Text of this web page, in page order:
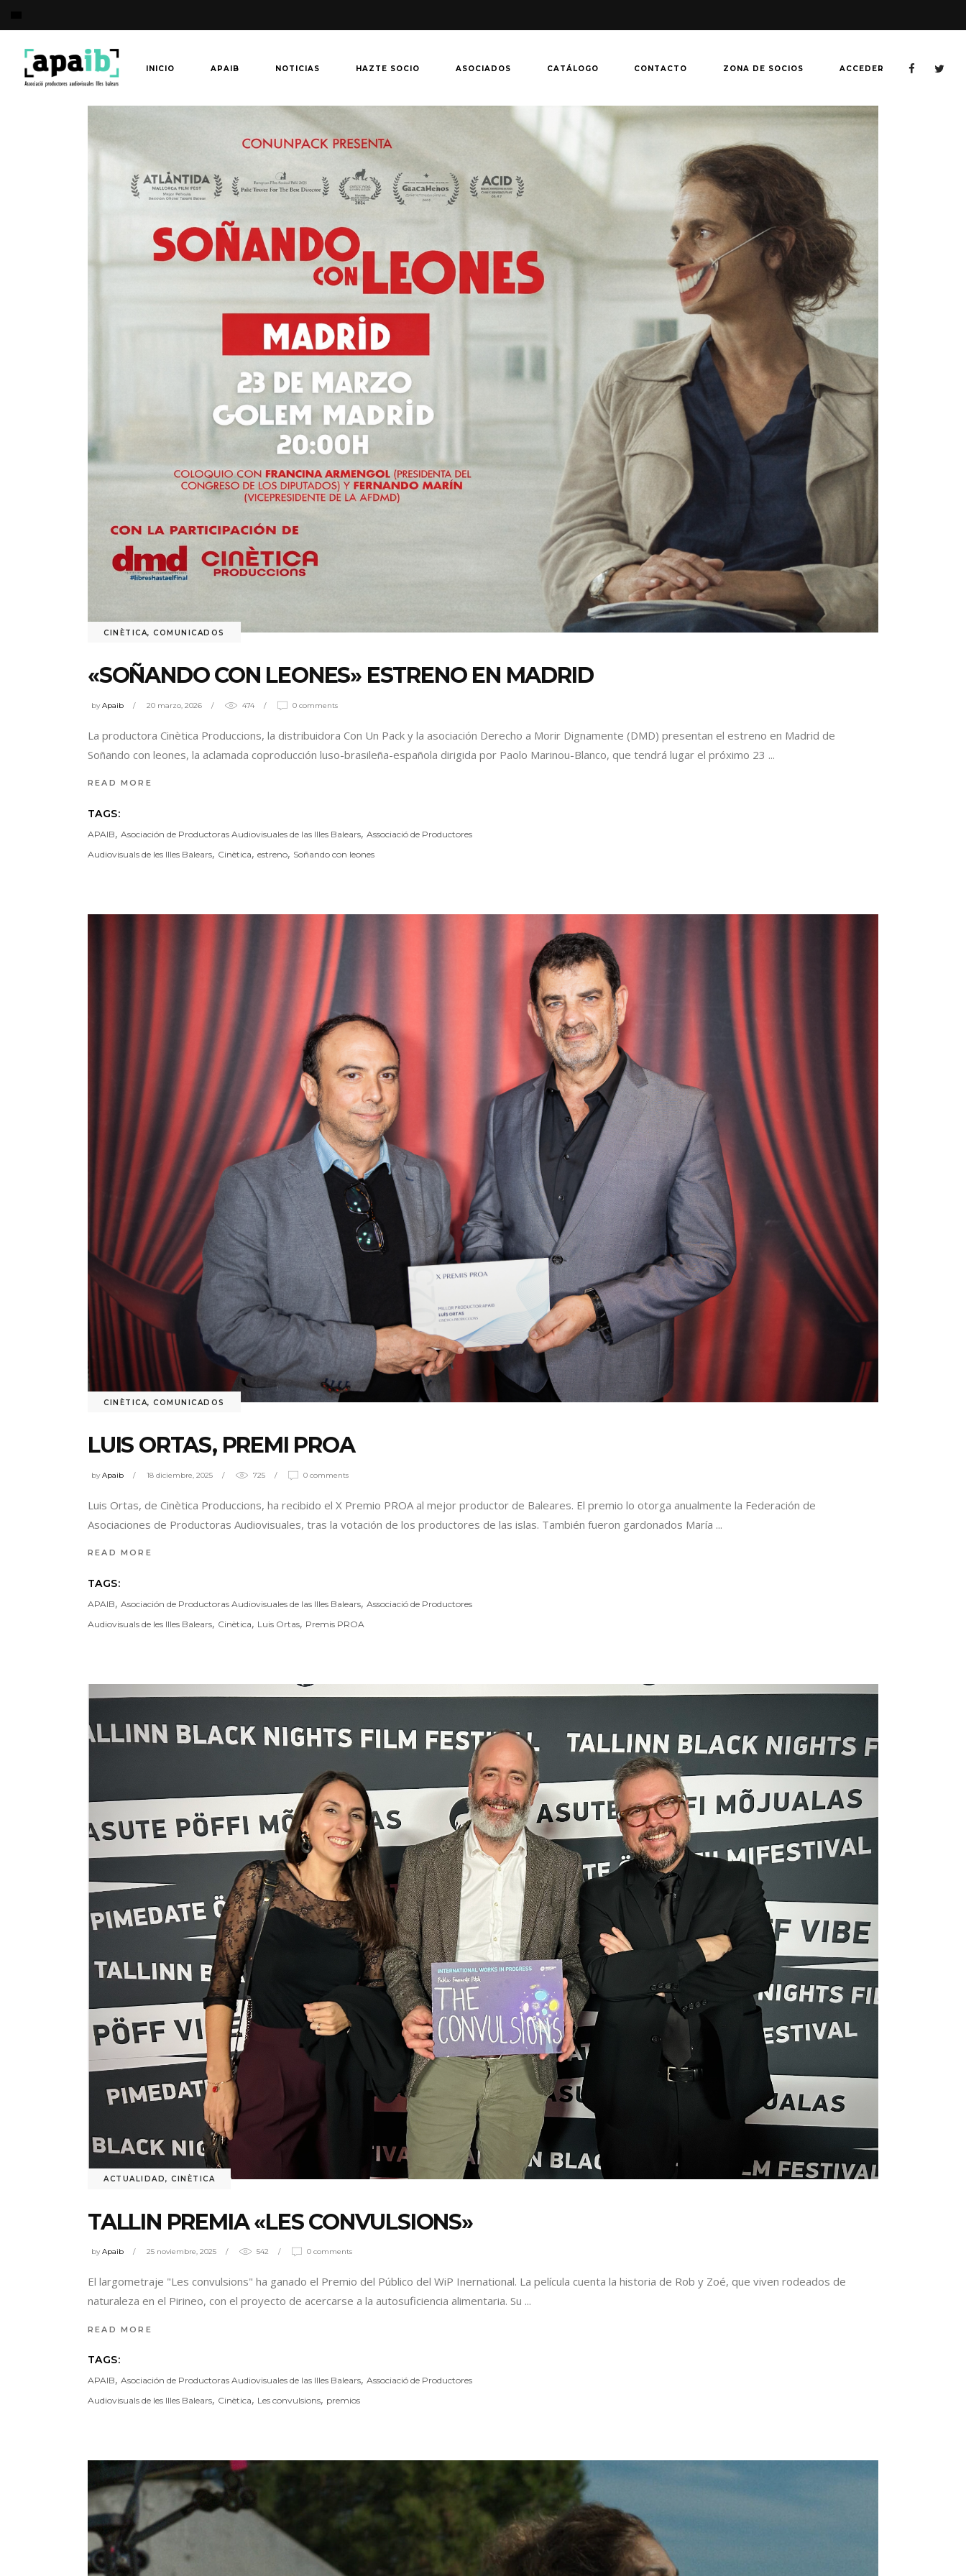
INICIO APAIB NOTICIAS HAZTE SOCIO ASOCIADOS CATÁLOGO CONTACTO ZONA DE SOCIOS ACCEDER
CINÈTICA, COMUNICADOS
«SOÑANDO CON LEONES» ESTRENO EN MADRID
byApaib 20 marzo, 2026 474 0 comments
La productora Cinètica Produccions, la distribuidora Con Un Pack y la asociación Derecho a Morir Dignamente (DMD) presentan el estreno en Madrid de
Soñando con leones, la aclamada coproducción luso-brasileña-española dirigida por Paolo Marinou-Blanco, que tendrá lugar el próximo 23
READ MORE
TAGS:
APAIB, Asociación de Productoras Audiovisuales de las Illes Balears, Associació de Productores
Audiovisuals de les Illes Balears, Cinètica, estreno, Soñando con leones
CINÈTICA, COMUNICADOS
LUIS ORTAS, PREMI PROA
byApaib 18 diciembre, 2025 725 0 comments
Luis Ortas, de Cinètica Produccions, ha recibido el X Premio PROA al mejor productor de Baleares. El premio lo otorga anualmente la Federación de
Asociaciones de Productoras Audiovisuales, tras la votación de los productores de las islas. También fueron gardonados María
READ MORE
TAGS:
APAIB, Asociación de Productoras Audiovisuales de las Illes Balears, Associació de Productores
Audiovisuals de les Illes Balears, Cinètica, Luis Ortas, Premis PROA
ACTUALIDAD, CINÈTICA
TALLIN PREMIA «LES CONVULSIONS»
byApaib 25 noviembre, 2025 542 0 comments
El largometraje "Les convulsions" ha ganado el Premio del Público del WiP Inernational. La película cuenta la historia de Rob y Zoé, que viven rodeados de
naturaleza en el Pirineo, con el proyecto de acercarse a la autosuficiencia alimentaria. Su
READ MORE
TAGS:
APAIB, Asociación de Productoras Audiovisuales de las Illes Balears, Associació de Productores
Audiovisuals de les Illes Balears, Cinètica, Les convulsions, premios